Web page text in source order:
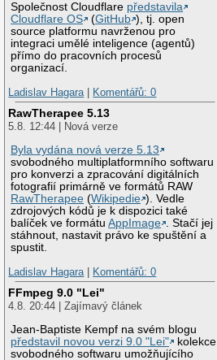
Společnost Cloudflare představila
Cloudflare OS
(GitHub ), tj. open
source platformu navrženou pro
integraci umělé inteligence (agentů)
přímo do pracovních procesů
organizací.
Ladislav Hagara
Komentářů: 0
RawTherapee 5.13
5.8. 12:44 | Nová verze
Byla vydána nová verze 5.13
svobodného multiplatformního softwaru
pro konverzi a zpracování digitálních
fotografií primárně ve formátů RAW
RawTherapee (Wikipedie ). Vedle
zdrojových kódů je k dispozici také
balíček ve formátuAppImage . Stačí jej
stáhnout, nastavit právo ke spuštění a
spustit.
Ladislav Hagara
Komentářů: 0
FFmpeg 9.0 "Lei"
4.8. 20:44 | Zajímavý článek
Jean-Baptiste Kempf na svém blogu
představil novou verzi 9.0 "Lei"
kolekce
svobodného softwaru umožňujícího